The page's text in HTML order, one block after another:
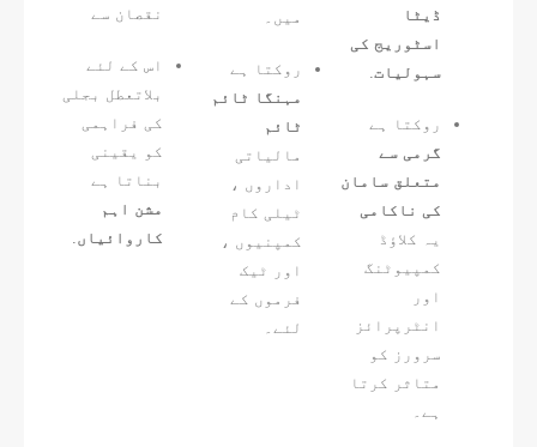
ڈیٹا
اسٹوریج کی
سہولیات.
روکتا ہے
گرمی سے
متعلق سامان
کی ناکامی
یہ کلاؤڈ
کمپیوٹنگ
اور
انٹرپرائز
سرورز کو
متاثر کرتا
ہے۔
میں۔
روکتا ہے
مہنگا ٹائم
ٹائم
مالیاتی
اداروں ،
ٹیلی کام
کمپنیوں ،
اور ٹیک
فرموں کے
لئے۔
نقصان سے
اس کے لئے
بلاتعطل بجلی
کی فراہمی
کو یقینی
بناتا ہے
مشن اہم
کاروائیاں